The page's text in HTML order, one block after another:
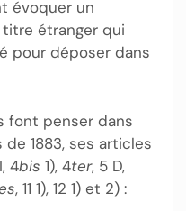
évoquer un
titre étranger qui
pour déposer dans
font penser dans
1883, ses articles
4bis 1), 4ter, 5 D,
, 11 1), 12 1) et 2) :